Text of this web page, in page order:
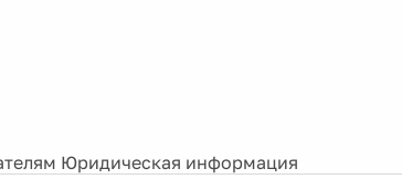
Юридическая информация